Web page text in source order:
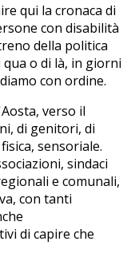
qui la cronaca di
con disabilità
della politica
qua o di là, in giorni
con ordine.
verso il
di genitori, di
sensoriale.
sindaci
e comunali,
con tanti
di capire che